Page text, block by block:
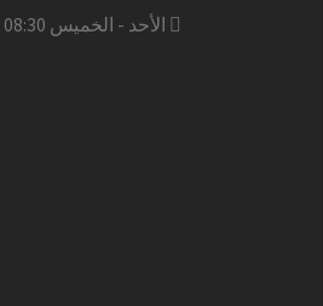
الأحد - الخميس 08:30 - 5:00